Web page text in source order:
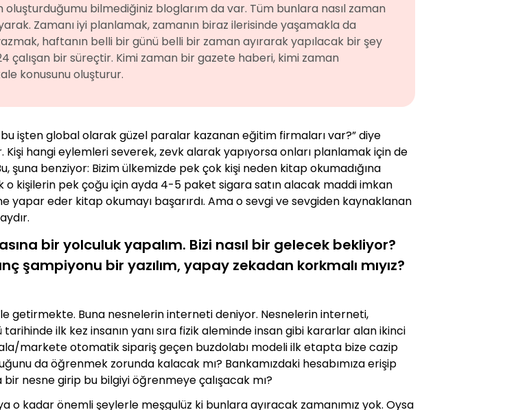
oluşturduğumu bilmediğiniz bloglarım da var. Tüm bunlara nasıl zaman
Zamanı iyi planlamak, zamanın biraz ilerisinde yaşamakla da
haftanın belli bir günü belli bir zaman ayırarak yapılacak bir şey
çalışan bir süreçtir. Kimi zaman bir gazete haberi, kimi zaman
konusunu oluşturur.
işten global olarak güzel paralar kazanan eğitim firmaları var?” diye
hangi eylemleri severek, zevk alarak yapıyorsa onları planlamak için de
şuna benziyor: Bizim ülkemizde pek çok kişi neden kitap okumadığına
o kişilerin pek çoğu için ayda 4-5 paket sigara satın alacak maddi imkan
yapar eder kitap okumayı başarırdı. Ama o sevgi ve sevgiden kaynaklanan
bir yolculuk yapalım. Bizi nasıl bir gelecek bekliyor?
şampiyonu bir yazılım, yapay zekadan korkmalı mıyız?
getirmekte. Buna nesnelerin interneti deniyor. Nesnelerin interneti,
ilk kez insanın yanı sıra fizik aleminde insan gibi kararlar alan ikinci
markete otomatik sipariş geçen buzdolabı modeli ilk etapta bize cazip
da öğrenmek zorunda kalacak mı? Bankamızdaki hesabımıza erişip
nesne girip bu bilgiyi öğrenmeye çalışacak mı?
o kadar önemli şeylerle meşgulüz ki bunlara ayıracak zamanımız yok. Oysa